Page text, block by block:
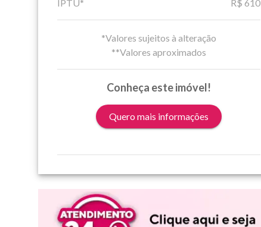
IPTU*
R$ 610
*Valores sujeitos à alteração
**Valores aproximados
Conheça este imóvel!
Quero mais informações